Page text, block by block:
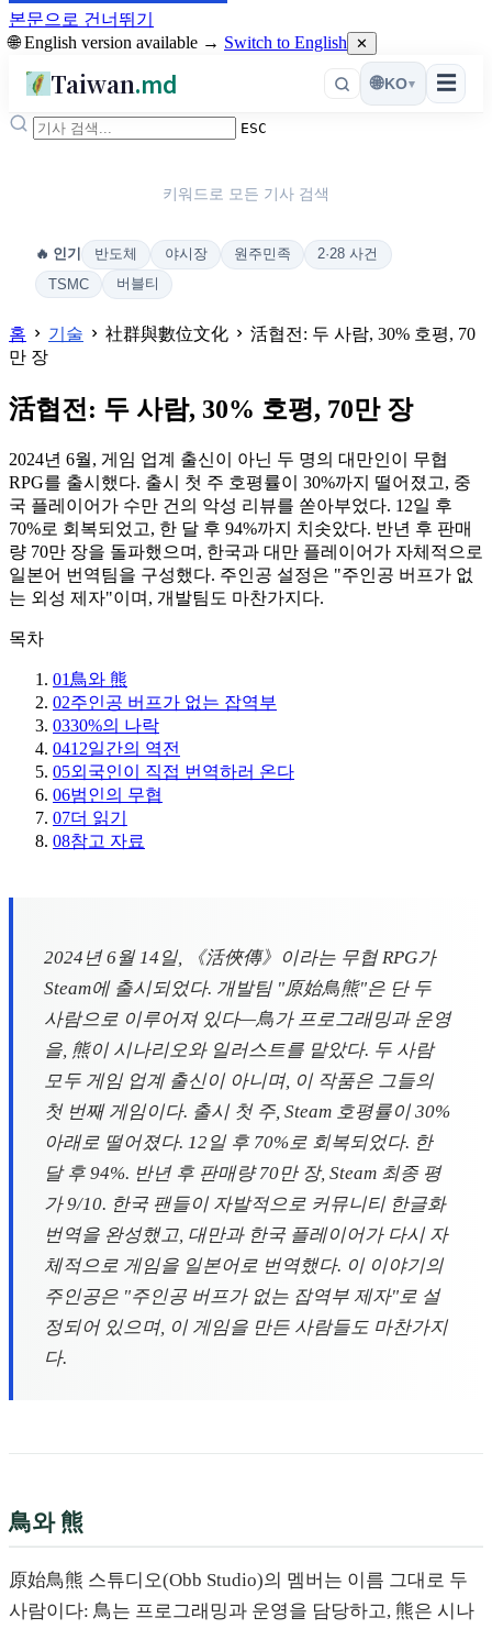
본문으로 건너뛰기
🌐 English version available → Switch to English ✕
Taiwan.md ☰
🌐KO▾
ESC
키워드로 모든 기사 검색
🔥 인기 반도체 야시장 원주민족
2·28 사건
TSMC
버블티
홈 기술 社群與數位文化
活협전: 두 사람, 30% 호평, 70
만 장
活협전: 두 사람, 30% 호평, 70만 장
2024년 6월, 게임 업계 출신이 아닌 두 명의 대만인이 무협
RPG를 출시했다. 출시 첫 주 호평률이 30%까지 떨어졌고, 중
국 플레이어가 수만 건의 악성 리뷰를 쏟아부었다. 12일 후
70%로 회복되었고, 한 달 후 94%까지 치솟았다. 반년 후 판매
량 70만 장을 돌파했으며, 한국과 대만 플레이어가 자체적으로
일본어 번역팀을 구성했다. 주인공 설정은 "주인공 버프가 없
는 외성 제자"이며, 개발팀도 마찬가지다.
목차
01 鳥와 熊
02주인공 버프가 없는 잡역부
0330%의 나락
0412일간의 역전
05외국인이 직접 번역하러 온다
06범인의 무협
07더 읽기
08참고 자료
2024년 6월 14일, 《活俠傳》이라는 무협 RPG가
Steam에 출시되었다. 개발팀 "原始鳥熊"은 단 두
사람으로 이루어져 있다—鳥가 프로그래밍과 운영
을, 熊이 시나리오와 일러스트를 맡았다. 두 사람
모두 게임 업계 출신이 아니며, 이 작품은 그들의
첫 번째 게임이다. 출시 첫 주, Steam 호평률이 30%
아래로 떨어졌다. 12일 후 70%로 회복되었다. 한
달 후 94%. 반년 후 판매량 70만 장, Steam 최종 평
가 9/10. 한국 팬들이 자발적으로 커뮤니티 한글화
번역을 완성했고, 대만과 한국 플레이어가 다시 자
체적으로 게임을 일본어로 번역했다. 이 이야기의
주인공은 "주인공 버프가 없는 잡역부 제자"로 설
정되어 있으며, 이 게임을 만든 사람들도 마찬가지
다.
鳥와 熊
原始鳥熊 스튜디오(Obb Studio)의 멤버는 이름 그대로 두
사람이다: 鳥는 프로그래밍과 운영을 담당하고, 熊은 시나